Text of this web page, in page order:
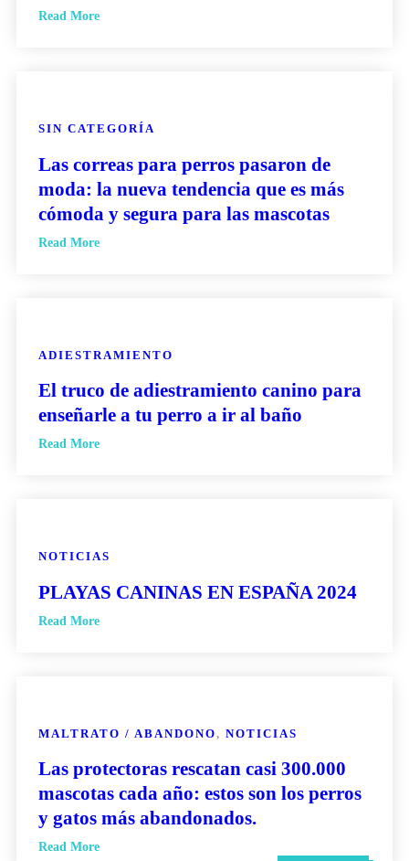
Read More
SIN CATEGORÍA
Las correas para perros pasaron de
moda: la nueva tendencia que es más
cómoda y segura para las mascotas
Read More
ADIESTRAMIENTO
El truco de adiestramiento canino para
enseñarle a tu perro a ir al baño
Read More
NOTICIAS
PLAYAS CANINAS EN ESPAÑA 2024
Read More
MALTRATO / ABANDONO, NOTICIAS
Las protectoras rescatan casi 300.000
mascotas cada año: estos son los perros
y gatos más abandonados.
Read More